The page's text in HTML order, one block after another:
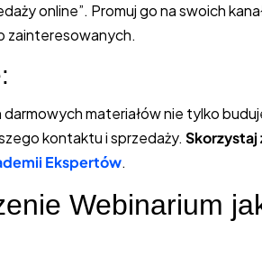
online”. Promuj go na swoich
zainteresowanych.
materiałów nie tylko
kontaktu i sprzedaży. Skorzystaj
Ekspertów.
Webinarium